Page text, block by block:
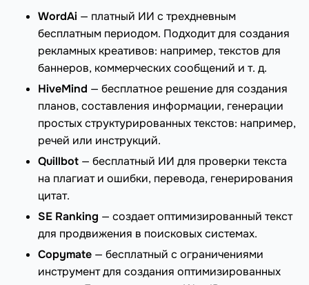
WordAi — платный ИИ с трехдневным
бесплатным периодом. Подходит для создания
рекламных креативов: например, текстов для
баннеров, коммерческих сообщений и т. д.
HiveMind — бесплатное решение для создания
планов, составления информации, генерации
простых структурированных текстов: например,
речей или инструкций.
Quillbot — бесплатный ИИ для проверки текста
на плагиат и ошибки, перевода, генерирования
цитат.
SE Ranking — создает оптимизированный текст
для продвижения в поисковых системах.
Copymate — бесплатный с ограничениями
инструмент для создания оптимизированных